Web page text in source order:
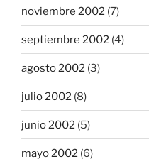
noviembre 2002 (7)
septiembre 2002 (4)
agosto 2002 (3)
julio 2002 (8)
junio 2002 (5)
mayo 2002 (6)